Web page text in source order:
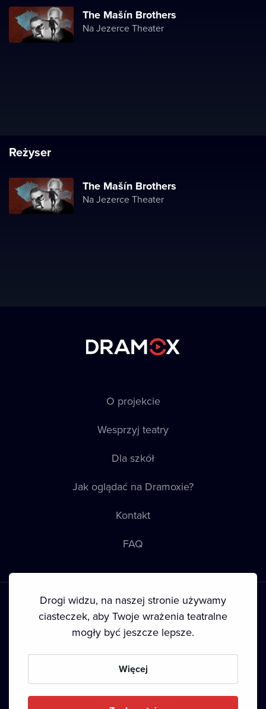
The Mašín Brothers
Na Jezerce Theater
Reżyser
The Mašín Brothers
Na Jezerce Theater
O projekcie
Wesprzyj teatry
Dla szkół
Jak oglądać na Dramoxie?
Kontakt
FAQ
Prawa autorskie
Drogi widzu, na naszej stronie używamy
ciasteczek, aby Twoje wrażenia teatralne
mogły być jeszcze lepsze.
Więcej